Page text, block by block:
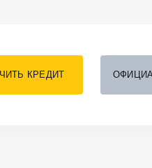
КРЕДИТ